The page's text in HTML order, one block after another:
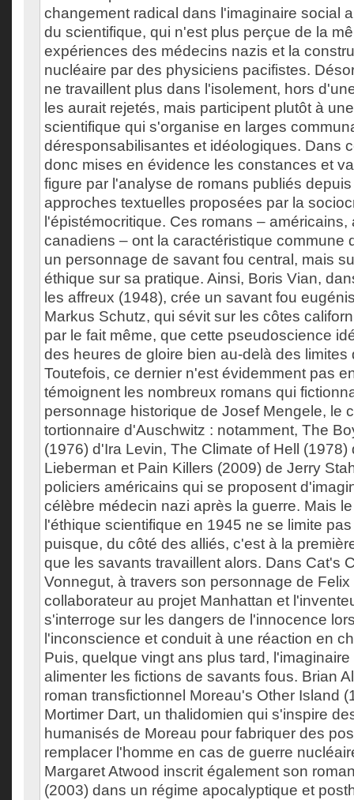
changement radical dans l'imaginaire social
du scientifique, qui n'est plus perçue de la
expériences des médecins nazis et la
nucléaire par des physiciens pacifistes.
ne travaillent plus dans l'isolement, hors
les aurait rejetés, mais participent plutôt à
scientifique qui s'organise en larges
déresponsabilisantes et idéologiques. Dans
donc mises en évidence les constances et
figure par l'analyse de romans publiés
approches textuelles proposées par la
l'épistémocritique. Ces romans –
canadiens – ont la caractéristique commune
un personnage de savant fou central, mais
éthique sur sa pratique. Ainsi, Boris Vian,
les affreux (1948), crée un savant fou
Markus Schutz, qui sévit sur les côtes
par le fait même, que cette pseudoscience
des heures de gloire bien au-delà des limites
Toutefois, ce dernier n'est évidemment pas
témoignent les nombreux romans qui
personnage historique de Josef Mengele, le
tortionnaire d'Auschwitz : notamment, The
(1976) d'Ira Levin, The Climate of Hell (1978)
Lieberman et Pain Killers (2009) de Jerry
policiers américains qui se proposent
célèbre médecin nazi après la guerre. Mais
l'éthique scientifique en 1945 ne se limite
puisque, du côté des alliés, c'est à la
que les savants travaillent alors. Dans Cat's
Vonnegut, à travers son personnage de
collaborateur au projet Manhattan et
s'interroge sur les dangers de l'innocence
l'inconscience et conduit à une réaction en
Puis, quelque vingt ans plus tard,
alimenter les fictions de savants fous. Brian
roman transfictionnel Moreau's Other Island
Mortimer Dart, un thalidomien qui s'inspire
humanisés de Moreau pour fabriquer des
remplacer l'homme en cas de guerre
Margaret Atwood inscrit également son
(2003) dans un régime apocalyptique et